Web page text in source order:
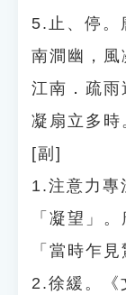
5.止、停。
南澗幽，風
江南．疏雨
凝扇立多時
[副]
1.注意力專
「凝望」
「當時乍
2.徐緩。《